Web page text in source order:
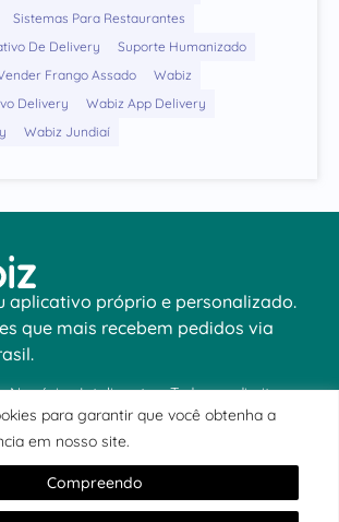
para garantir que você obtenha a
em nosso site.
Compreendo
Sistemas Para Restaurantes
De Delivery
Suporte Humanizado
Frango Assado
Wabiz
Delivery
Wabiz App Delivery
Wabiz Jundiaí
aplicativo próprio e personalizado.
que mais recebem pedidos via
Inteligentes. Todos os direitos
SOCIAIS